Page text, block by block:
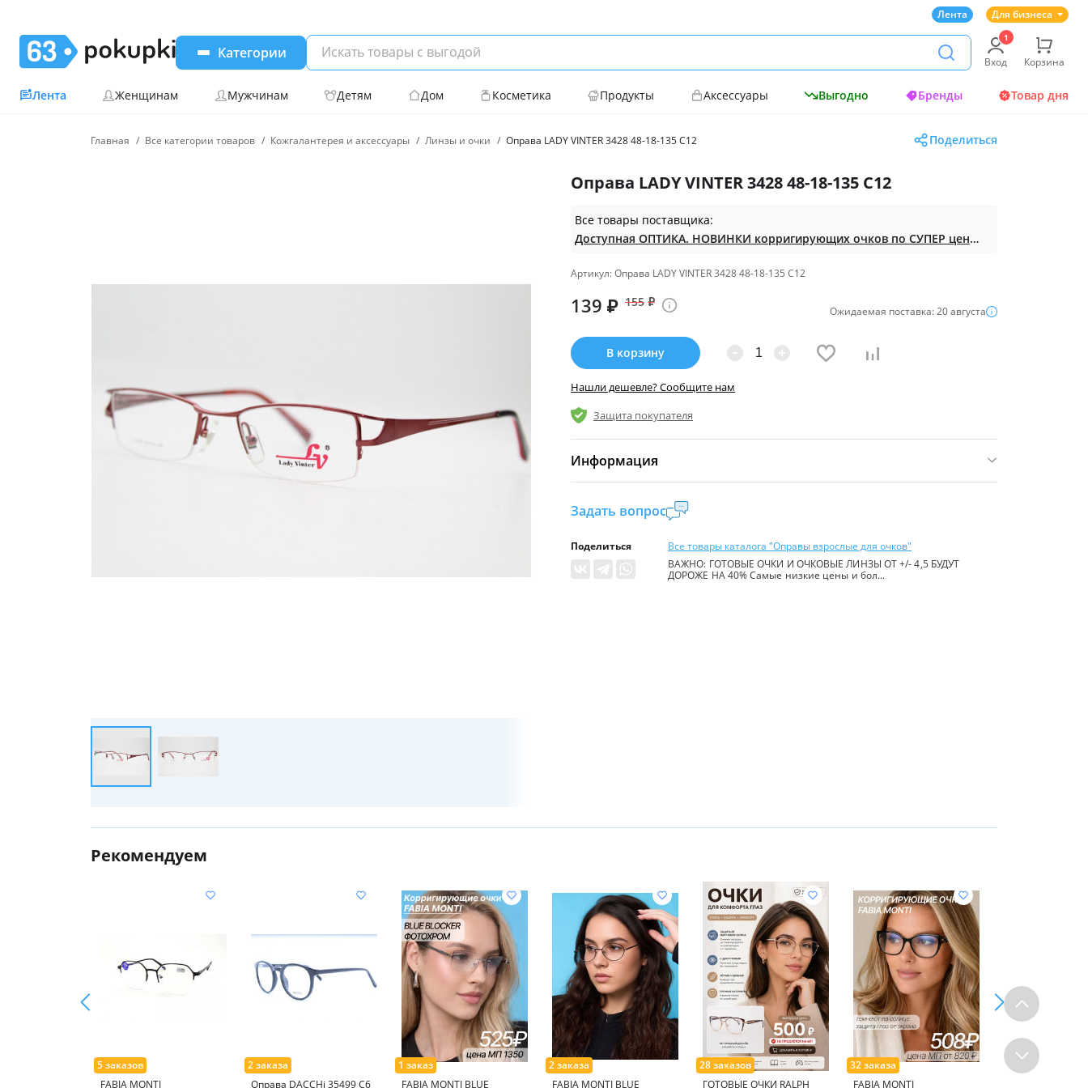
Лента Для бизнеса
Категории
Вход Корзина
Лента Женщинам Мужчинам Детям Дом Косметика Продукты Аксессуары Выгодно Бренды Товар дня
Главная Все категории товаров Кожгалантерея и аксессуары Линзы и очки Оправа LADY VINTER 3428 48-18-135 С12 Поделиться
Оправа LADY VINTER 3428 48-18-135 С12
Все товары поставщика:
Доступная ОПТИКА. НОВИНКИ корригирующих очков по СУПЕР ценам. Таких нет на МП.
Артикул: Оправа LADY VINTER 3428 48-18-135 С12
139 ₽ 155 ₽
Ожидаемая поставка: 20 августа
В корзину
Нашли дешевле? Сообщите нам
Защита покупателя
Информация
21 %
Уровень доступа:0
* Общие условия читайте вправилах сайта
Задать вопрос
Поделиться
Все товары каталога "Оправы взрослые для очков"
ВАЖНО: ГОТОВЫЕ ОЧКИ И ОЧКОВЫЕ ЛИНЗЫ ОТ +/- 4,5 БУДУТ
ДОРОЖЕ НА 40% Самые низкие цены и бол...
Рекомендуем
FABIA MONTI
Оправа DACCHi 35499 C6
FABIA MONTI BLUE
FABIA MONTI BLUE
ГОТОВЫЕ ОЧКИ RALPH
FABIA MONTI